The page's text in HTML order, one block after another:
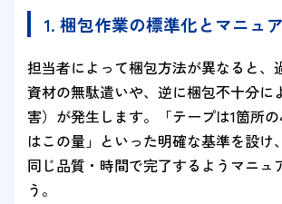
1. 梱包作業の標準化とマニュ
担当者によって梱包方法が異なると、
資材の無駄遣いや、逆に梱包不十分に
害）が発生します。「テープは1箇所
はこの量」といった明確な基準を設け
同じ品質・時間で完了するようマニュ
う。